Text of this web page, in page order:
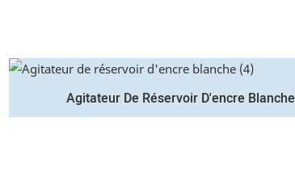
Agitateur De Réservoir D'encre Blanche